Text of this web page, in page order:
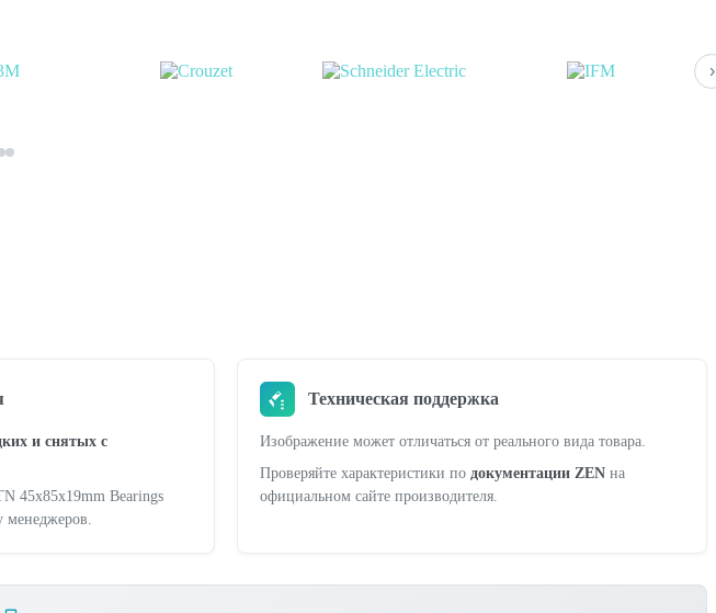
›
и снятых с
45x85x19mm Bearings
менеджеров.
Техническая поддержка
Изображение может отличаться от реального вида товара.
Проверяйте характеристики по документации ZENна
официальном сайте производителя.